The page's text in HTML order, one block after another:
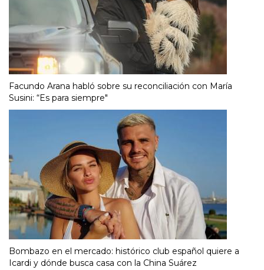
Facundo Arana habló sobre su reconciliación con María
Susini: “Es para siempre"
Bombazo en el mercado: histórico club español quiere a
Icardi y dónde busca casa con la China Suárez